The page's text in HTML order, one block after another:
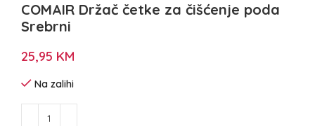
COMAIR Držač četke za čišćenje poda
Srebrni
25,95 KM
Na zalihi